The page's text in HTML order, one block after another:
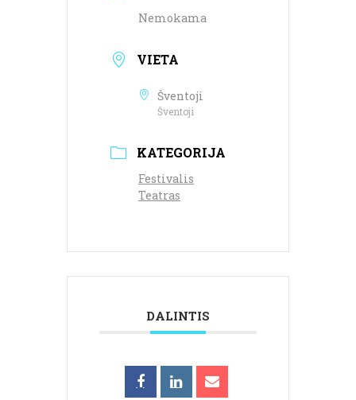
Nemokama
VIETA
Šventoji
Šventoji
KATEGORIJA
Festivalis
Teatras
DALINTIS